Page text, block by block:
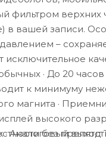
верхних
в вашей записи.
–
· До 20
к минимуму
магнита ·
высокого
Аналоговый выход
без